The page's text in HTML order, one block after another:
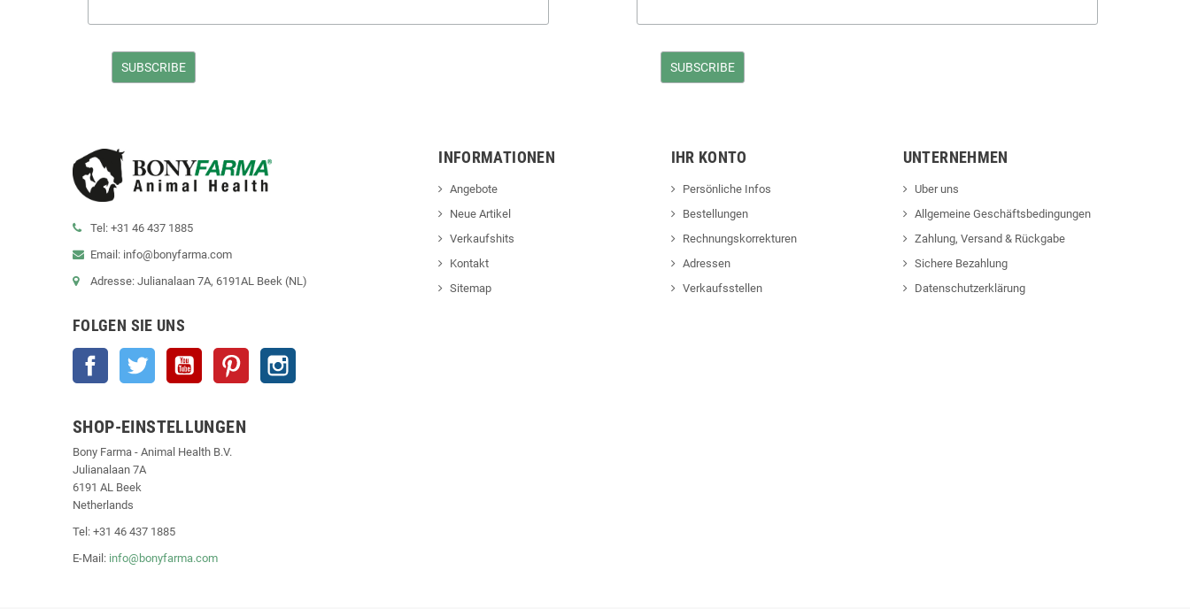
Tel: +31 46 437 1885
Email: info@bonyfarma.com
Adresse: Julianalaan 7A, 6191AL Beek (NL)
FOLGEN SIE UNS
Facebook Twitter YouTube Pinterest
INFORMATIONEN
Angebote
Neue Artikel
Verkaufshits
Kontakt
Sitemap
IHR KONTO
Persönliche Infos
Bestellungen
Rechnungskorrekturen
Adressen
Verkaufsstellen
UNTERNEHMEN
Uber uns
Allgemeine Geschäftsbedingungen
Zahlung, Versand & Rückgabe
Sichere Bezahlung
Datenschutzerklärung
SHOP-EINSTELLUNGEN
Bony Farma - Animal Health B.V.
Julianalaan 7A
6191 AL Beek
Netherlands
Tel: +31 46 437 1885
E-Mail: info@bonyfarma.com